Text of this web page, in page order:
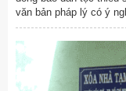
văn bản pháp lý có ý